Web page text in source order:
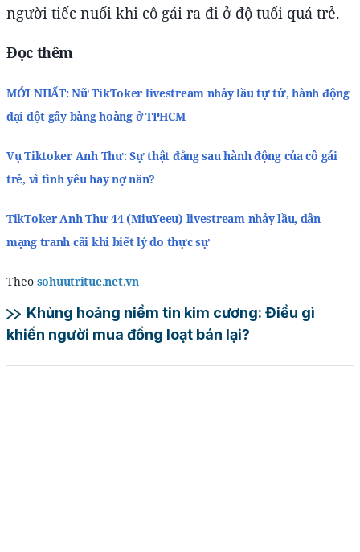
người tiếc nuối khi cô gái ra đi ở độ tuổi quá trẻ.
Đọc thêm
MỚI NHẤT: Nữ TikToker livestream nhảy lầu tự tử, hành động
dại dột gây bàng hoàng ở TPHCM
Vụ Tiktoker Anh Thư: Sự thật đằng sau hành động của cô gái
trẻ, vì tình yêu hay nợ nần?
TikToker Anh Thư 44 (MiuYeeu) livestream nhảy lầu, dân
mạng tranh cãi khi biết lý do thực sự
Theo sohuutritue.net.vn
Khủng hoảng niềm tin kim cương: Điều gì
khiến người mua đồng loạt bán lại?